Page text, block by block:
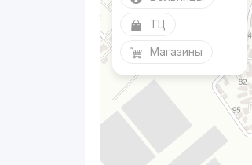
ТЦ
Магазины